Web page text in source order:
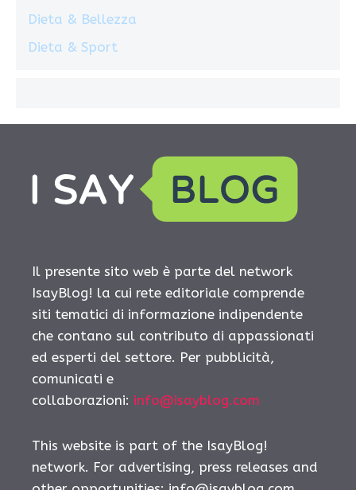
Dieta & Bellezza
Dieta & Sport
Il presente sito web è parte del network
IsayBlog! la cui rete editoriale comprende
siti tematici di informazione indipendente
che contano sul contributo di appassionati
ed esperti del settore. Per pubblicità,
comunicati e
collaborazioni: info@isayblog.com
This website is part of the IsayBlog!
network. For advertising, press releases and